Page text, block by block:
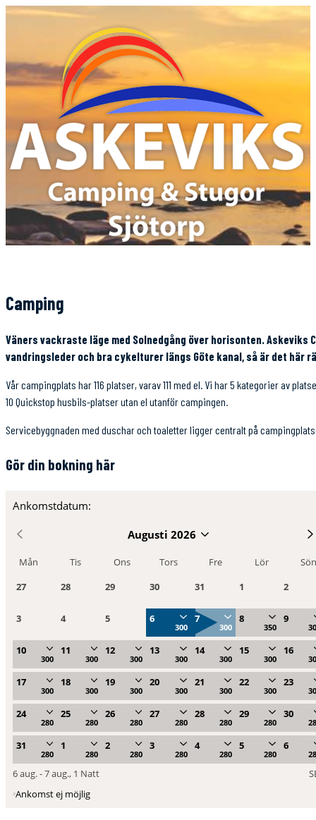
Camping
Väners vackraste läge med Solnedgång över horisonten.
vandringsleder och bra cykelturer längs Göte kanal, så är det här
Vår campingplats har 116 platser, varav 111 med el. Vi har 5 kategorier av
10 Quickstop husbils-platser utan el utanför campingen.
Servicebyggnaden med duschar och toaletter ligger centralt på
Gör din bokning här